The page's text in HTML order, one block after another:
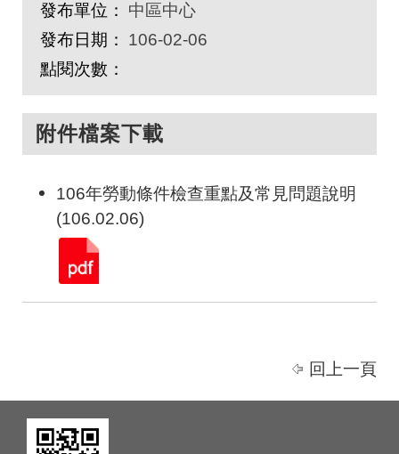
發布單位：
中區中心
發布日期：
106-02-06
點閱次數：
附件檔案下載
106年勞動條件檢查重點及常見問題說明
(106.02.06)
回上一頁